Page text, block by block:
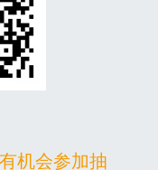
机会参加抽